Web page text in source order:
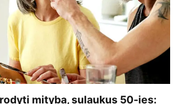
mityba, sulaukus 50-ies: